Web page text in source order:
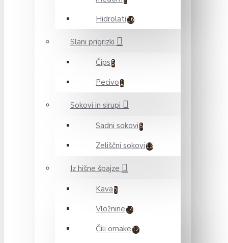
Hidrolati 16
Slani prigrizki
Čips 5
Pecivo 1
Sokovi in sirupi
Sadni sokovi 5
Zeliščni sokovi 13
Iz hišne špajze
Kava 5
Vložnine 14
Čili omake 12